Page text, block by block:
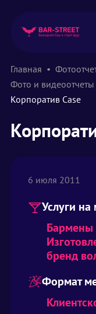
Главная
Фото и
Корпоратив Case
6 июля 2011
Услуги
Бармены
бренд
Формат